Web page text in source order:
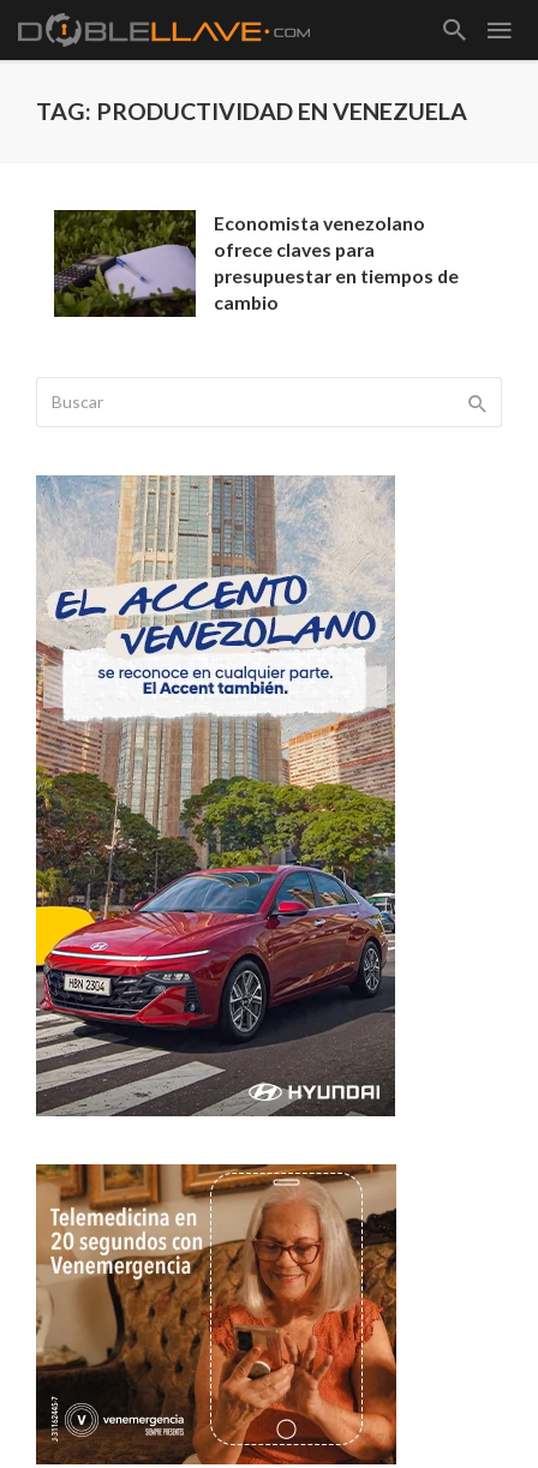
TAG: PRODUCTIVIDAD EN VENEZUELA
Economista venezolano
ofrece claves para
presupuestar en tiempos de
cambio